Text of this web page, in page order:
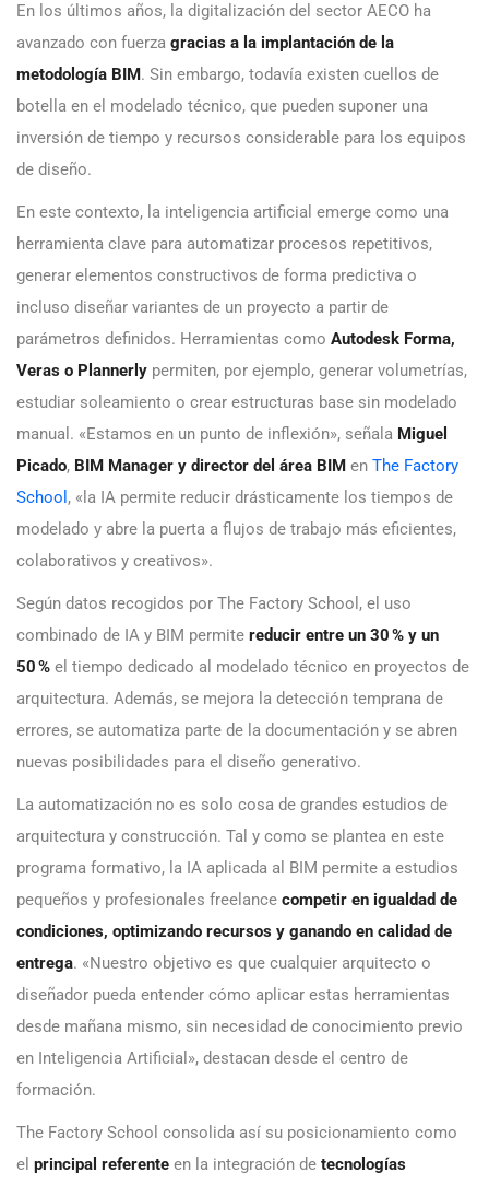
En los últimos años, la digitalización del sector AECO ha
avanzado con fuerza gracias a la implantación de la
metodología BIM. Sin embargo, todavía existen cuellos de
botella en el modelado técnico, que pueden suponer una
inversión de tiempo y recursos considerable para los equipos
de diseño.
En este contexto, la inteligencia artificial emerge como una
herramienta clave para automatizar procesos repetitivos,
generar elementos constructivos de forma predictiva o
incluso diseñar variantes de un proyecto a partir de
parámetros definidos. Herramientas como Autodesk Forma,
Veras o Plannerly permiten, por ejemplo, generar volumetrías,
estudiar soleamiento o crear estructuras base sin modelado
manual. «Estamos en un punto de inflexión», señala Miguel
Picado, BIM Manager y director del área BIM en The Factory
School , «la IA permite reducir drásticamente los tiempos de
modelado y abre la puerta a flujos de trabajo más eficientes,
colaborativos y creativos».
Según datos recogidos por The Factory School, el uso
combinado de IA y BIM permite reducir entre un 30 % y un
50 % el tiempo dedicado al modelado técnico en proyectos de
arquitectura. Además, se mejora la detección temprana de
errores, se automatiza parte de la documentación y se abren
nuevas posibilidades para el diseño generativo.
La automatización no es solo cosa de grandes estudios de
arquitectura y construcción. Tal y como se plantea en este
programa formativo, la IA aplicada al BIM permite a estudios
pequeños y profesionales freelance competir en igualdad de
condiciones, optimizando recursos y ganando en calidad de
entrega. «Nuestro objetivo es que cualquier arquitecto o
diseñador pueda entender cómo aplicar estas herramientas
desde mañana mismo, sin necesidad de conocimiento previo
en Inteligencia Artificial», destacan desde el centro de
formación.
The Factory School consolida así su posicionamiento como
el principal referente en la integración de tecnologías